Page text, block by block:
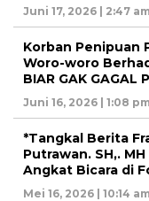
Juni 17, 2026 | 2:47
Korban Penipuan
Woro-woro
BIAR GAK GAGAL
Juni 16, 2026 | 1:08
*Tangkal Berita
Putrawan. SH,.
Angkat Bicara di
Mei 16, 2026 | 10:14